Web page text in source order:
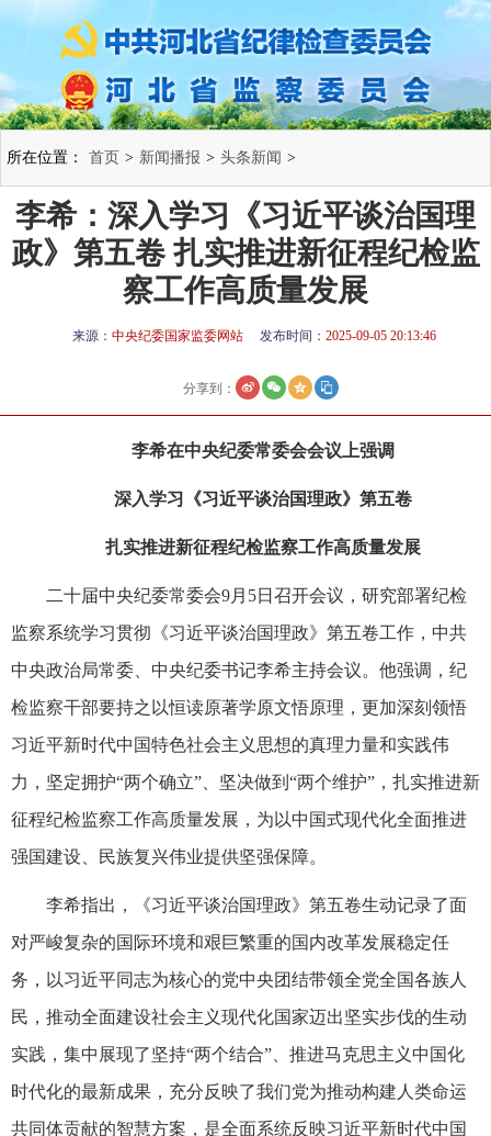
所在位置： 首页 > 新闻播报 > 头条新闻 >
李希：深入学习《习近平谈治国理
政》第五卷 扎实推进新征程纪检监
察工作高质量发展
来源： 中央纪委国家监委网站 发布时间： 2025-09-05 20:13:46
分享到：
李希在中央纪委常委会会议上强调
深入学习《习近平谈治国理政》第五卷
扎实推进新征程纪检监察工作高质量发展
二十届中央纪委常委会9月5日召开会议，研究部署纪检
监察系统学习贯彻《习近平谈治国理政》第五卷工作，中共
中央政治局常委、中央纪委书记李希主持会议。他强调，纪
检监察干部要持之以恒读原著学原文悟原理，更加深刻领悟
习近平新时代中国特色社会主义思想的真理力量和实践伟
力，坚定拥护“两个确立”、坚决做到“两个维护”，扎实推进新
征程纪检监察工作高质量发展，为以中国式现代化全面推进
强国建设、民族复兴伟业提供坚强保障。
李希指出，《习近平谈治国理政》第五卷生动记录了面
对严峻复杂的国际环境和艰巨繁重的国内改革发展稳定任
务，以习近平同志为核心的党中央团结带领全党全国各族人
民，推动全面建设社会主义现代化国家迈出坚实步伐的生动
实践，集中展现了坚持“两个结合”、推进马克思主义中国化
时代化的最新成果，充分反映了我们党为推动构建人类命运
共同体贡献的智慧方案，是全面系统反映习近平新时代中国